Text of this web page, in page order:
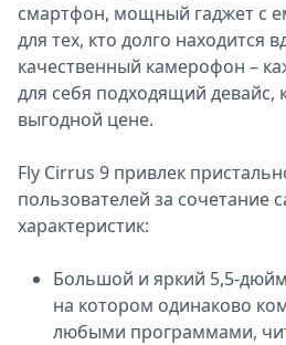
смартфон, мощный гаджет с
для тех, кто долго находится
качественный камерофон –
для себя подходящий девайс,
выгодной цене.
Fly Cirrus 9 привлек
пользователей за сочетание
характеристик:
Большой и яркий 5,5-
на котором одинаково
любыми программами,